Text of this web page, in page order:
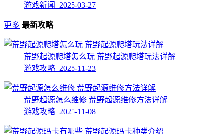
游戏新闻 2025-03-27
更多 最新攻略
荒野起源爬塔怎么玩 荒野起源爬塔玩法详解
游戏攻略 2025-11-23
荒野起源怎么维修 荒野起源维修方法详解
游戏攻略 2025-11-08